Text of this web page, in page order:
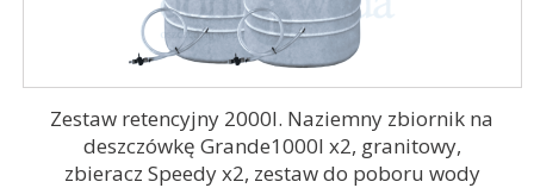
Zestaw retencyjny 2000l. Naziemny zbiornik na
deszczówkę Grande1000l x2, granitowy,
zbieracz Speedy x2, zestaw do poboru wody